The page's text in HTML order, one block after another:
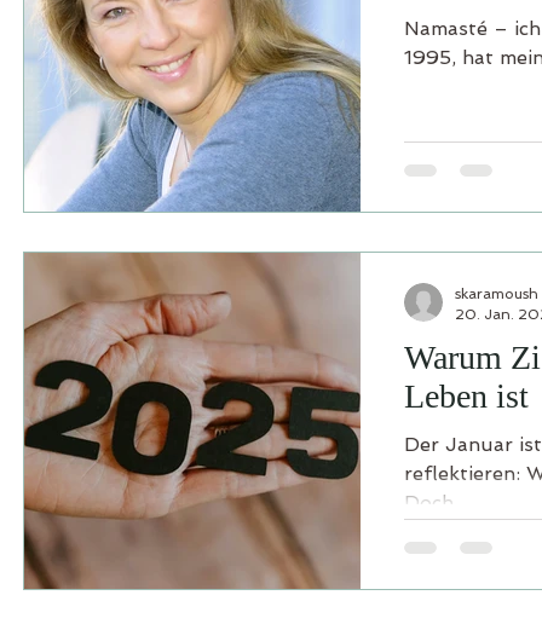
Namasté –
1995, hat
Warum
Leben ist
Der Januar
reflektieren:
Doch...
skaramoush
20. Jan.